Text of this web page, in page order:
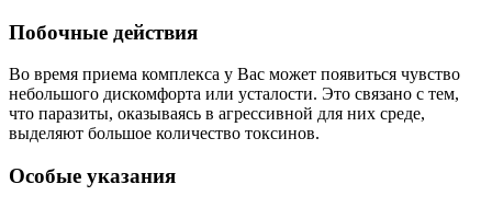
Побочные действия
Во время приема комплекса у Вас может появиться чувство
небольшого дискомфорта или усталости. Это связано с тем,
что паразиты, оказываясь в агрессивной для них среде,
выделяют большое количество токсинов.
Особые указания